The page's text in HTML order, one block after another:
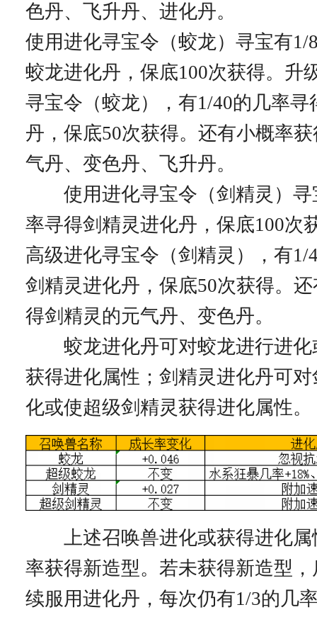
色丹、飞升丹、进化丹。
使用进化寻宝令（蛟龙）寻宝有1/
蛟龙进化丹，保底100次获得。升
寻宝令（蛟龙），有1/40的几率寻
丹，保底50次获得。还有小概率
气丹、变色丹、飞升丹。
使用进化寻宝令（剑精灵）寻
率寻得剑精灵进化丹，保底100次
高级进化寻宝令（剑精灵），有1/
剑精灵进化丹，保底50次获得。
得剑精灵的元气丹、变色丹。
蛟龙进化丹可对蛟龙进行进化
获得进化属性；剑精灵进化丹可
化或使超级剑精灵获得进化属性。
上述召唤兽进化或获得进化属
率获得新造型。若未获得新造型
续服用进化丹，每次仍有1/3的几